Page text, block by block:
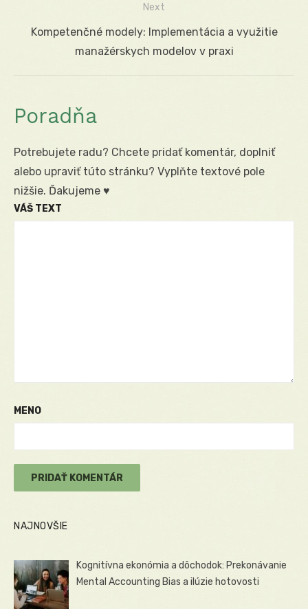
Next
Next
Kompetenčné modely: Implementácia a využitie
manažérskych modelov v praxi
Poradňa
Potrebujete radu? Chcete pridať komentár, doplniť
alebo upraviť túto stránku? Vyplňte textové pole
nižšie. Ďakujeme ♥
VÁŠ TEXT
MENO
NAJNOVŠIE
Kognitívna ekonómia a dôchodok: Prekonávanie
Mental Accounting Bias a ilúzie hotovosti